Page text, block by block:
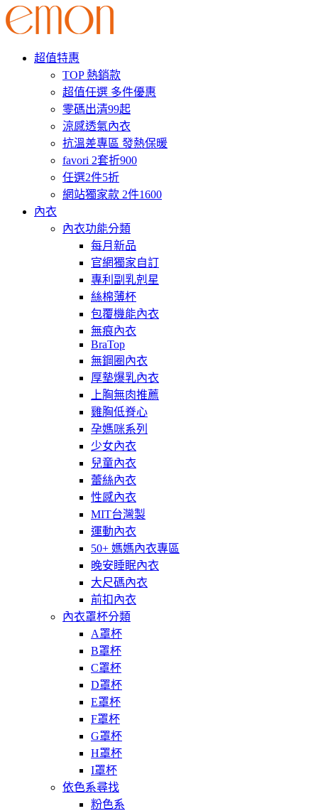
超值特惠
TOP 熱銷款
超值任選 多件優惠
零碼出清99起
涼感透氣內衣
抗溫差專區 發熱保暖
favori 2套折900
任選2件5折
網站獨家款 2件1600
內衣
內衣功能分類
每月新品
官網獨家自訂
專利副乳剋星
絲棉薄杯
包覆機能內衣
無痕內衣
BraTop
無鋼圈內衣
厚墊爆乳內衣
上胸無肉推薦
雞胸低脊心
孕媽咪系列
少女內衣
兒童內衣
蕾絲內衣
性感內衣
MIT台灣製
運動內衣
50+ 媽媽內衣專區
晚安睡眠內衣
大尺碼內衣
前扣內衣
內衣罩杯分類
A罩杯
B罩杯
C罩杯
D罩杯
E罩杯
F罩杯
G罩杯
H罩杯
I罩杯
依色系尋找
粉色系